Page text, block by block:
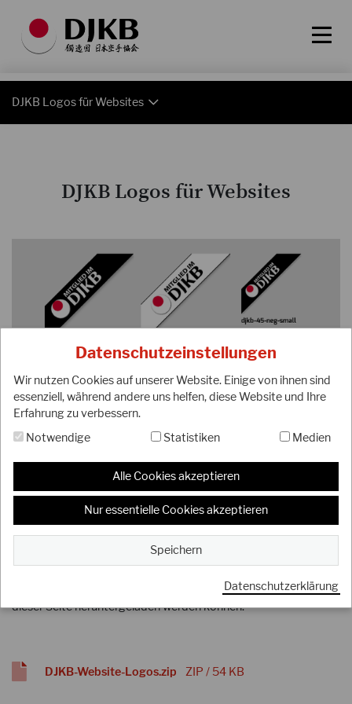
Datenschutzeinstellungen
Wir nutzen Cookies auf unserer Website. Einige von ihnen sind
essenziell, während andere uns helfen, diese Website und Ihre
Erfahrung zu verbessern.
Notwendige
Statistiken Medien
Alle Cookies akzeptieren
Nur essentielle Cookies akzeptieren
Speichern
Datenschutzerklärung
DJKB Logos für Websites
DJKB Logos für Websites
Der DJKB bittet alle Mitglieds-Dojos darum, ihre Zugehörigkeit
zum DJKB durch Platzierung eines kleinen Icons mit Link zum
wurden unterschiedliche Logo-Varianten vorbereitet, die auf
dieser Seite heruntergeladen werden können.
DJKB-Website-Logos.zip ZIP / 54 KB